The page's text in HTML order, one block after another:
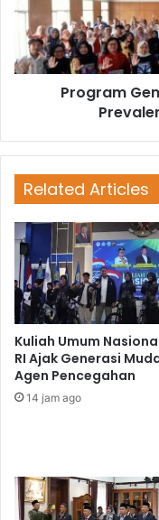
Program
Related Articles
Kuliah Umum
RI Ajak Generasi
Agen Pencegahan
14 jam ago